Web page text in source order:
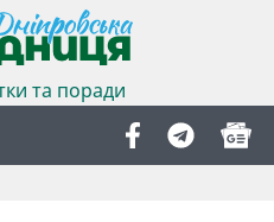
та поради